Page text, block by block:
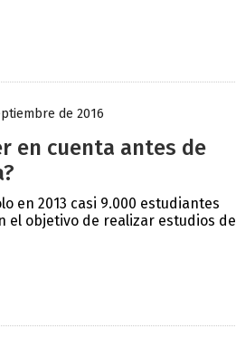
de 2016
en cuenta antes de
en 2013 casi 9.000 estudiantes
el objetivo de realizar estudios de